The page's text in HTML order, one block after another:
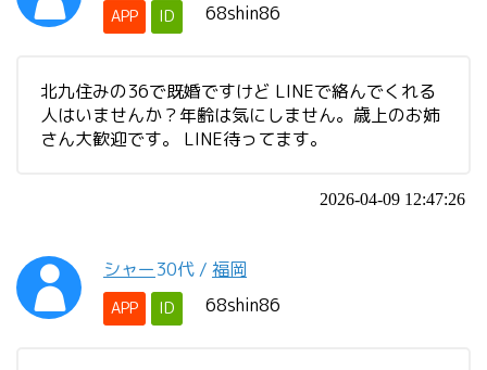
APP ID 68shin86
北九住みの36で既婚ですけど LINEで絡んでくれる
人はいませんか？年齢は気にしません。歳上のお姉
さん大歓迎です。 LINE待ってます。
2026-04-09 12:47:26
シャー30代 / 福岡
APP ID 68shin86